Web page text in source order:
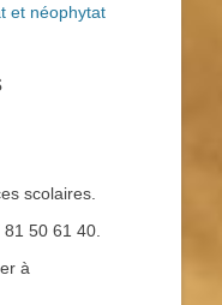
et néophytat
scolaires.
81 50 61 40.
à